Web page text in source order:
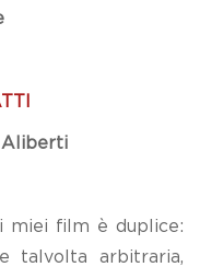
Aliberti
miei film è duplice:
talvolta arbitraria,